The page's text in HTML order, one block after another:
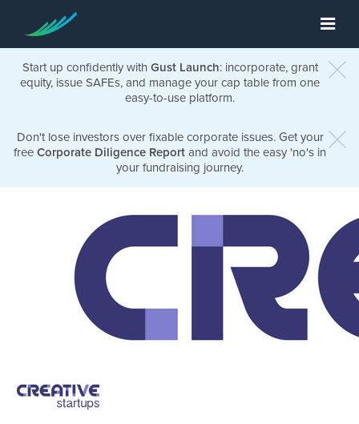
Start up confidently with Gust Launch: incorporate, grant
equity, issue SAFEs, and manage your cap table from one
easy-to-use platform.
Don't lose investors over fixable corporate issues. Get your
free Corporate Diligence Report and avoid the easy 'no's in
your fundraising journey.